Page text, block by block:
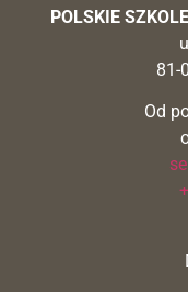
POLSKIE
81-
Od